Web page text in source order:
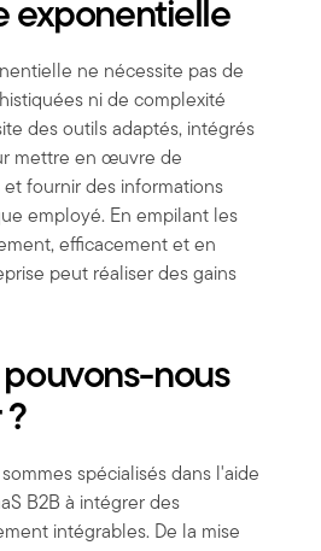
exponentielle
ne nécessite pas de
ni de complexité
des outils adaptés, intégrés
mettre en œuvre de
fournir des informations
employé. En empilant les
efficacement et en
peut réaliser des gains
nous
?
spécialisés dans l'aide
B2B à intégrer des
intégrables. De la mise